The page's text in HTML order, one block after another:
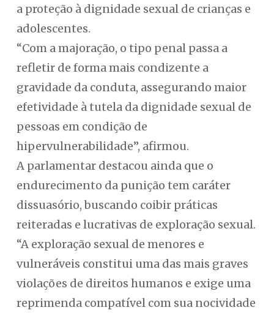
a proteção à dignidade sexual de crianças e
adolescentes.
“Com a majoração, o tipo penal passa a
refletir de forma mais condizente a
gravidade da conduta, assegurando maior
efetividade à tutela da dignidade sexual de
pessoas em condição de
hipervulnerabilidade”, afirmou.
A parlamentar destacou ainda que o
endurecimento da punição tem caráter
dissuasório, buscando coibir práticas
reiteradas e lucrativas de exploração sexual.
“A exploração sexual de menores e
vulneráveis constitui uma das mais graves
violações de direitos humanos e exige uma
reprimenda compatível com sua nocividade